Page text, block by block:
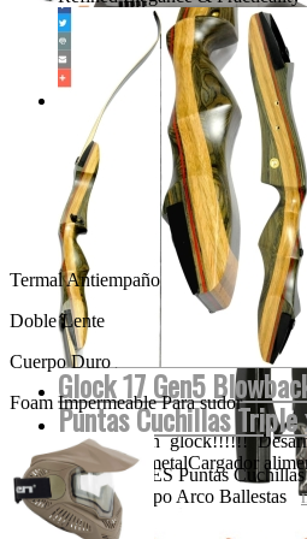
Empire MINI INVERT
Nuestros creativos think-tank
única, patentada y el diseño de
más detalles
Glock 17 Gen5
Certificación glock!!!!!!
4.5mm bbs metalCargador
más detalles
Puntas Cuchillas Triple
3 UNIDADES Puntas
Cualquier Tipo Arco Ballestas
Termal Antiempaño
Doble Lente
Cuerpo Duro
Foam Impermeable Para sudor